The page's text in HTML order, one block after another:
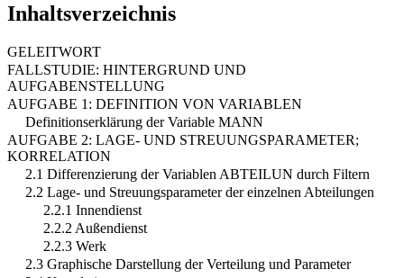
Inhaltsverzeichnis
GELEITWORT
FALLSTUDIE: HINTERGRUND UND
AUFGABENSTELLUNG
AUFGABE 1: DEFINITION VON VARIABLEN
Definitionserklärung der Variable MANN
AUFGABE 2: LAGE- UND STREUUNGSPARAMETER;
KORRELATION
2.1 Differenzierung der Variablen ABTEILUN durch Filtern
2.2 Lage- und Streuungsparameter der einzelnen Abteilungen
2.2.1 Innendienst
2.2.2 Außendienst
2.2.3 Werk
2.3 Graphische Darstellung der Verteilung und Parameter